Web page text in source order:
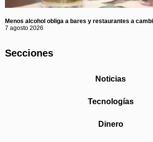
Menos alcohol obliga a bares y restaurantes a
7 agosto 2026
Secciones
Noticias
Tecnologías
Dinero